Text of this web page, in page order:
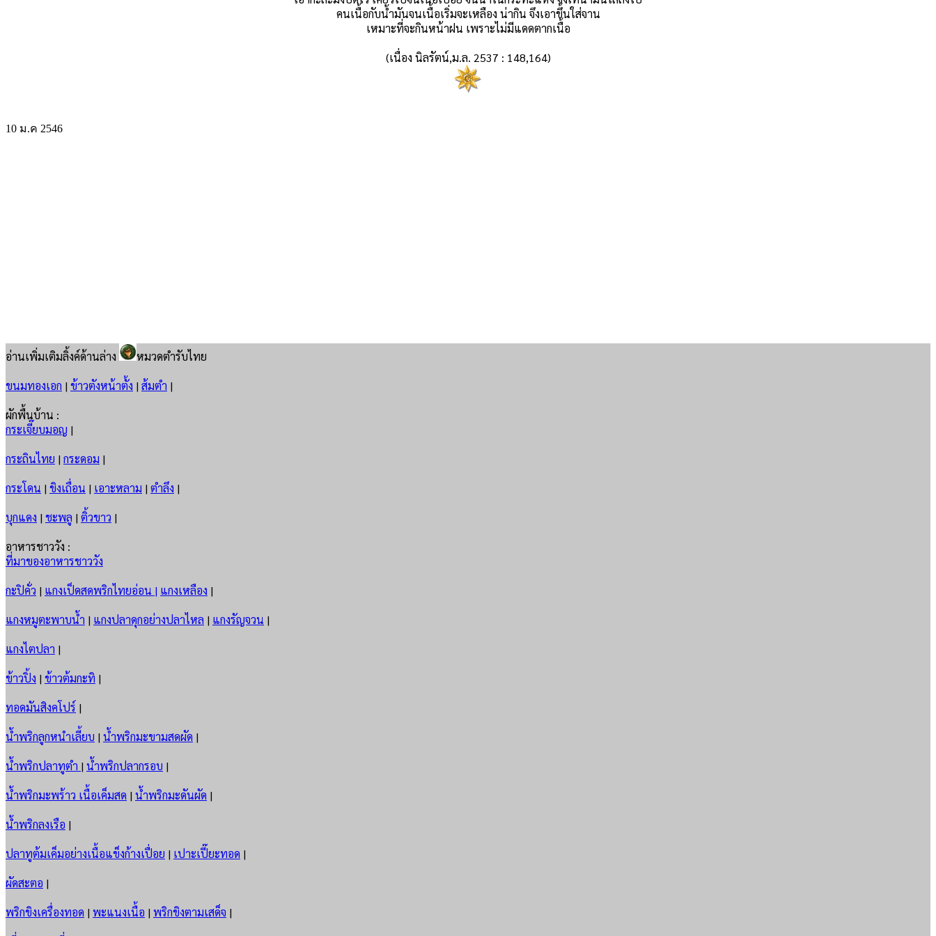
คนเนื้อกับน้ำมันจนเนื้อเริ่มจะเหลือง น่ากิน จึงเอาขึ้นใส่จาน
เหมาะที่จะกินหน้าฝน เพราะไม่มีแดดตากเนื้อ
(เนื่อง นิลรัตน์,ม.ล. 2537 : 148,164)
10 ม.ค 2546
อ่านเพิ่มเติมลิ้งค์ด้านล่าง
หมวดตำรับไทย
ขนมทองเอก | ข้าวตังหน้าตั้ง | ส้มตำ |
ผักพื้นบ้าน :
กระเจี๊ยบมอญ |
กระถินไทย | กระดอม |
กระโดน | ขิงเถื่อน | เอาะหลาม | ตำลึง |
บุกแดง | ชะพลู | ติ้วขาว |
อาหารชาววัง :
ที่มาของอาหารชาววัง
กะปิคั่ว | แกงเป็ดสดพริกไทยอ่อน | แกงเหลือง |
แกงหมูตะพาบน้ำ | แกงปลาดุกอย่างปลาไหล | แกงรัญจวน |
แกงไตปลา |
ข้าวปิ้ง | ข้าวต้มกะทิ |
ทอดมันสิงคโปร์ |
น้ำพริกลูกหนำเลี้ยบ | น้ำพริกมะขามสดผัด |
น้ำพริกปลาทูตำ | น้ำพริกปลากรอบ |
น้ำพริกมะพร้าว เนื้อเค็มสด | น้ำพริกมะดันผัด |
น้ำพริกลงเรือ |
ปลาทูต้มเค็มอย่างเนื้อแข็งก้างเปื่อย | เปาะเปี๊ยะทอด |
ผัดสะตอ |
พริกขิงเครื่องทอด | พะแนงเนื้อ | พริกขิงตามเสด็จ |